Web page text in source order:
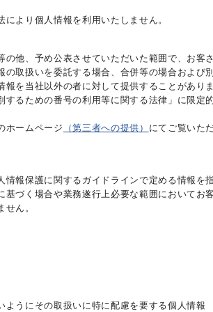
より個人情報を利用いたしません。
他、予め公表させていただいた範囲で、お客
取扱いを委託する場合、合併等の場合および
を当社以外の者に対して提供することがありま
るための番号の利用等に関する法律」に限定
ホームページ
（第三者への提供） にてご覧いた
報保護に関するガイドラインで定める情報を
づく場合や業務遂行上必要な範囲においてお
ん。
うにその取扱いに特に配慮を要する個人情報